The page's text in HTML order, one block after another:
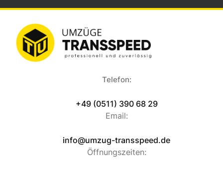
Telefon:
+49 (0511) 390 68 29
Email:
info@umzug-transspeed.de
Öffnungszeiten: